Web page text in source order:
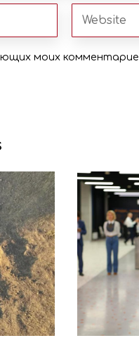
моих